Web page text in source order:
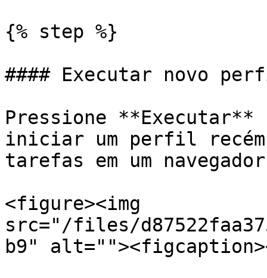
{% step %}
#### Executar novo
Pressione
iniciar um perfil
tarefas em um
<figure><img
src="/files/
b9"